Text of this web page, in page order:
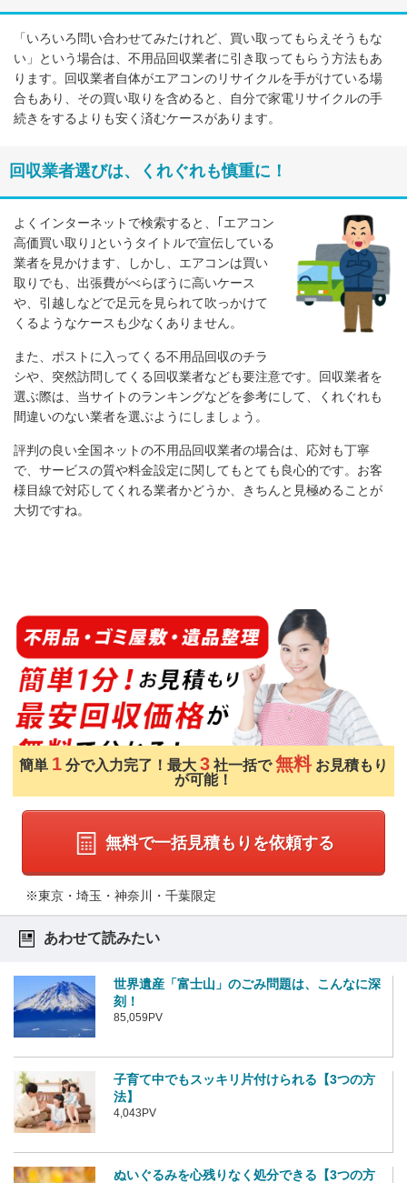
「いろいろ問い合わせてみたけれど、買い取ってもらえそうもな
い」という場合は、不用品回収業者に引き取ってもらう方法もあ
ります。回収業者自体がエアコンのリサイクルを手がけている場
合もあり、その買い取りを含めると、自分で家電リサイクルの手
続きをするよりも安く済むケースがあります。
回収業者選びは、くれぐれも慎重に！
よくインターネットで検索すると、｢エアコン
高価買い取り｣というタイトルで宣伝している
業者を見かけます、しかし、エアコンは買い
取りでも、出張費がべらぼうに高いケース
や、引越しなどで足元を見られて吹っかけて
くるようなケースも少なくありません。
また、ポストに入ってくる不用品回収のチラ
シや、突然訪問してくる回収業者なども要注意です。回収業者を
選ぶ際は、当サイトのランキングなどを参考にして、くれぐれも
間違いのない業者を選ぶようにしましょう。
評判の良い全国ネットの不用品回収業者の場合は、応対も丁寧
で、サービスの質や料金設定に関してもとても良心的です。お客
様目線で対応してくれる業者かどうか、きちんと見極めることが
大切ですね。
簡単 1 分で入力完了！最大 3 社一括で 無料 お見積もり
が可能！
無料で一括見積もりを依頼する
※東京・埼玉・神奈川・千葉限定
あわせて読みたい
世界遺産「富士山」のごみ問題は、こんなに深
刻！
85,059PV
子育て中でもスッキリ片付けられる【3つの方
法】
4,043PV
ぬいぐるみを心残りなく処分できる【3つの方